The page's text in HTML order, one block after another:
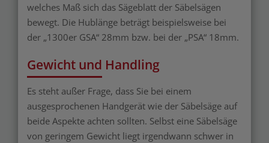
welches Maß sich das Sägeblatt der Säbelsägen
bewegt. Die Hublänge beträgt beispielsweise bei
der „1300er GSA“ 28mm bzw. bei der „PSA“ 18mm.
Gewicht und Handling
Es steht außer Frage, dass Sie bei einem
ausgesprochenen Handgerät wie der Säbelsäge auf
beide Aspekte achten sollten. Selbst eine Säbelsäge
von geringem Gewicht liegt irgendwann schwer in